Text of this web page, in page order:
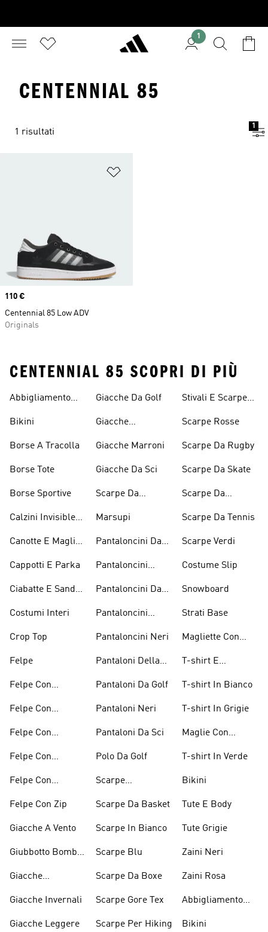
1
CENTENNIAL 85
1 risultati
1
Price
110 €
Centennial 85 Low ADV
Originals
CENTENNIAL 85 SCOPRI DI PIÙ
Abbigliamento
Bikini
Borse A Tracolla
Borse Tote
Borse Sportive
Calzini Invisible
Canotte E Maglie
Cappotti E Parka
Ciabatte E Sandali
Costumi Interi
Crop Top
Felpe
Felpe Con
Bordeaux
Felpe Con
Felpe Con
Felpe Con
Felpe Con
Felpe Con Zip
Giacche A Vento
Giubbotto Bomber
Imbottiti
Giacche
Giacche Invernali
Giacche Leggere
Giacche Da Golf
Giacche
Giacche Marroni
Giacche Da Sci
Scarpe Da
Marsupi
Pantaloncini Da
Pantaloncini
Pantaloncini Da
Pantaloncini
Ginocchio
Pantaloncini Neri
Pantaloni Della
Pantaloni Da Golf
Pantaloni Neri
Pantaloni Da Sci
Polo Da Golf
Scarpe
Scarpe Da Basket
Scarpe In Bianco
Scarpe Blu
Scarpe Da Boxe
Scarpe Gore Tex
Scarpe Per Hiking
Stivali E Scarpe
Scarpe Rosse
Scarpe Da Rugby
Scarpe Da Skate
Scarpe Da
Scarpe Da Tennis
Scarpe Verdi
Costume Slip
Snowboard
Strati Base
Magliette Con
T-shirt E
Arancioni
T-shirt In Bianco
T-shirt In Grigie
Maglie Con
T-shirt In Verde
Bikini
Tute E Body
Tute Grigie
Zaini Neri
Zaini Rosa
Abbigliamento
Bikini